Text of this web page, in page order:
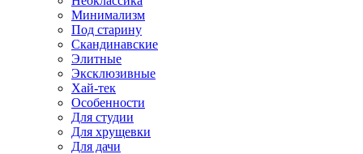
Минимализм
Под старину
Скандинавские
Элитные
Эксклюзивные
Хай-тек
Особенности
Для студии
Для хрущевки
Для дачи